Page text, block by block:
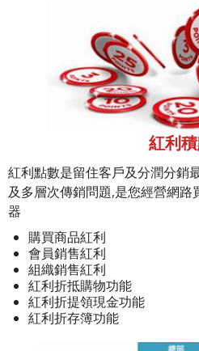
紅利
紅利點數是留住客戶及分潤分銷
及多層次傳銷問題,是您經營網
器
購買商品紅利
會員銷售紅利
組織銷售紅利
紅利折抵購物功能
紅利折提領現金功能
紅利折存簿功能